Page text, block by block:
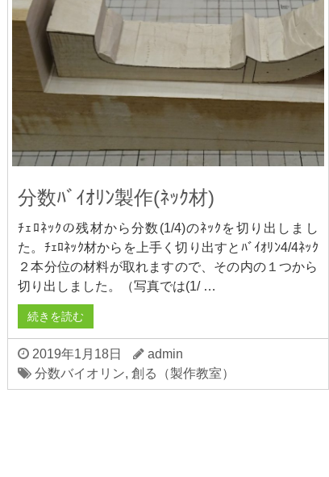
分数ﾊﾞｲｵﾘﾝ製作(ﾈｯｸ材)
ﾁｪﾛﾈｯｸの残材から分数(1/4)のﾈｯｸを切り出しまし
た。ﾁｪﾛﾈｯｸ材からを上手く切り出すとﾊﾞｲｵﾘﾝ4/4ﾈｯｸ
２本分位の材料が取れますので、その内の１つから
切り出しました。（写真では(1/ …
続きを読む
2019年1月18日
admin
分数バイオリン,創る（製作教室）